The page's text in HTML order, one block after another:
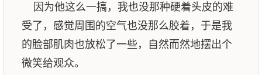
因为他这么一搞，我也没那种硬着头皮的难
受了，感觉周围的空气也没那么胶着，于是我
的脸部肌肉也放松了一些，自然而然地摆出个
微笑给观众。